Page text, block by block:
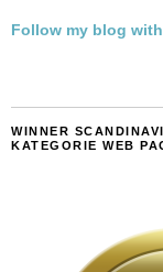
Follow my blog
WINNER
KATEGORIE WEB